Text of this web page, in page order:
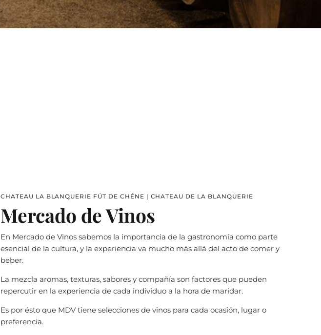
CHATEAU LA BLANQUERIE FÚT DE CHÉNE | CHATEAU DE LA BLANQUERIE
Mercado de Vinos
En Mercado de Vinos sabemos la importancia de la gastronomía como parte
esencial de la cultura, y la experiencia va mucho más allá del acto de comer y
beber.
La mezcla aromas, texturas, sabores y compañía son factores que pueden
repercutir en la experiencia de cada individuo a la hora de maridar.
Es por ésto que MDV tiene selecciones de vinos para cada ocasión, lugar o
preferencia.